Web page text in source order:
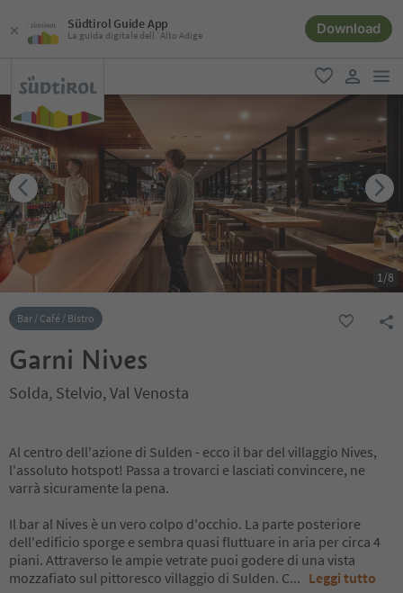
Südtirol Guide App
La guida digitale dell´Alto Adige Download
favoriti
user link
1/8
Bar / Café / Bistro
Garni Nives
Solda, Stelvio, Val Venosta
Al centro dell'azione di Sulden - ecco il bar del villaggio Nives,
l'assoluto hotspot! Passa a trovarci e lasciati convincere, ne
varrà sicuramente la pena.
Il bar al Nives è un vero colpo d'occhio. La parte posteriore
dell'edificio sporge e sembra quasi fluttuare in aria per circa 4
piani. Attraverso le ampie vetrate puoi godere di una vista
mozzafiato sul pittoresco villaggio di Sulden. C... Leggi tutto